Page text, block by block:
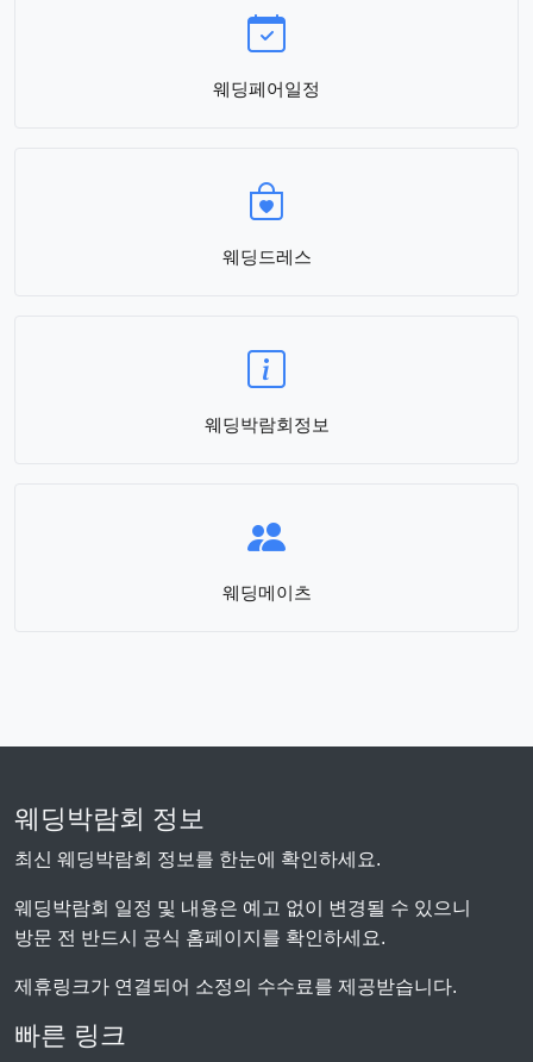
웨딩페어일정
웨딩드레스
웨딩박람회정보
웨딩메이츠
웨딩박람회 정보
최신 웨딩박람회 정보를 한눈에 확인하세요.
웨딩박람회 일정 및 내용은 예고 없이 변경될 수 있으니
방문 전 반드시 공식 홈페이지를 확인하세요.
제휴링크가 연결되어 소정의 수수료를 제공받습니다.
빠른 링크